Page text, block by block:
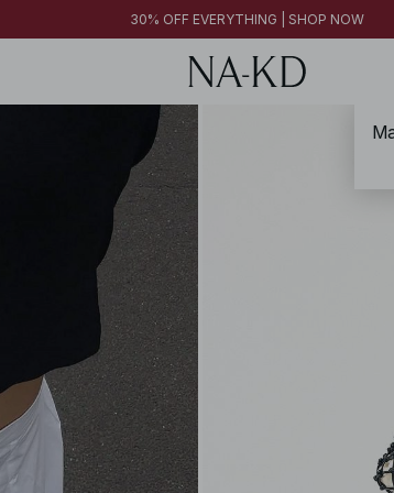
FINAL SALE | SHOP NOW
FINAL SALE | SHOP NOW
30% OFF EVERYTHING | SHOP NOW